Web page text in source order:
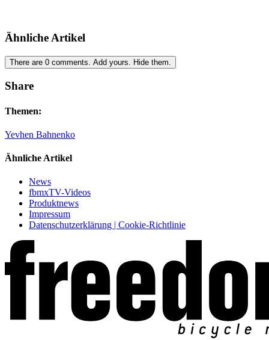
Ähnliche Artikel
There are 0 comments. Add yours. Hide them.
Share
Themen:
Yevhen Bahnenko
Ähnliche Artikel
News
fbmxTV-Videos
Produktnews
Impressum
Datenschutzerklärung | Cookie-Richtlinie